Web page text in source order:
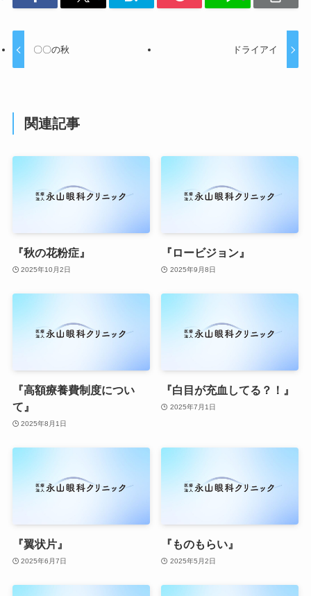
〇〇の秋 ドライアイ
関連記事
『秋の花粉症』
2025年10月2日
『ロービジョン』
2025年9月8日
『高額療養費制度につい
て』
2025年8月1日
『白目が充血してる？！』
2025年7月1日
『翼状片』
2025年6月7日
『ものもらい』
2025年5月2日